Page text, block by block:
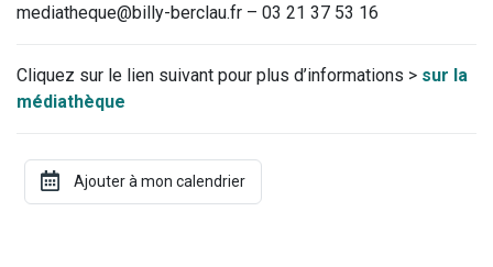
mediatheque@billy-berclau.fr – 03 21 37 53 16
Cliquez sur le lien suivant pour plus d’informations > sur la
médiathèque